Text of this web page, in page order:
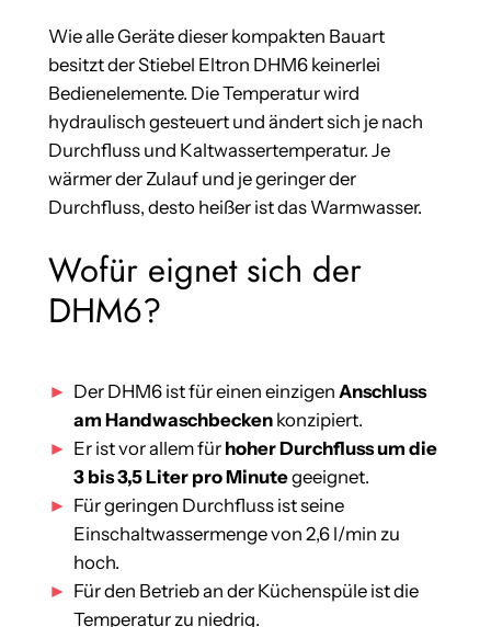
Wie alle Geräte dieser kompakten Bauart
besitzt der Stiebel Eltron DHM6 keinerlei
Bedienelemente. Die Temperatur wird
hydraulisch gesteuert und ändert sich je nach
Durchfluss und Kaltwassertemperatur. Je
wärmer der Zulauf und je geringer der
Durchfluss, desto heißer ist das Warmwasser.
Wofür eignet sich der
DHM6?
Der DHM6 ist für einen einzigenAnschluss
am Handwaschbecken konzipiert.
Er ist vor allem für hoher Durchfluss um die
3 bis 3,5 Liter pro Minutegeeignet.
Für geringen Durchfluss ist seine
Einschaltwassermenge von 2,6 l/min zu
hoch.
Für den Betrieb an der Küchenspüle ist die
Temperatur zu niedrig.